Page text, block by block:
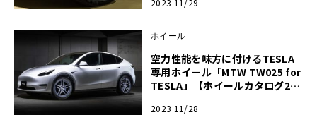
2023 11/29
ホイール
空力性能を味方に付けるTESLA
専用ホイール「MTW TW025 for
TESLA」【ホイールカタログ202
2023 11/28